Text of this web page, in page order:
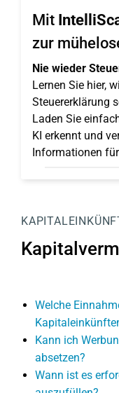
Mit
zur
Nie wieder
Lernen Sie hier,
Steuererklärung
Laden Sie
KI erkennt und
Informationen
Welche
Kann ich
absetzen?
Wann ist es